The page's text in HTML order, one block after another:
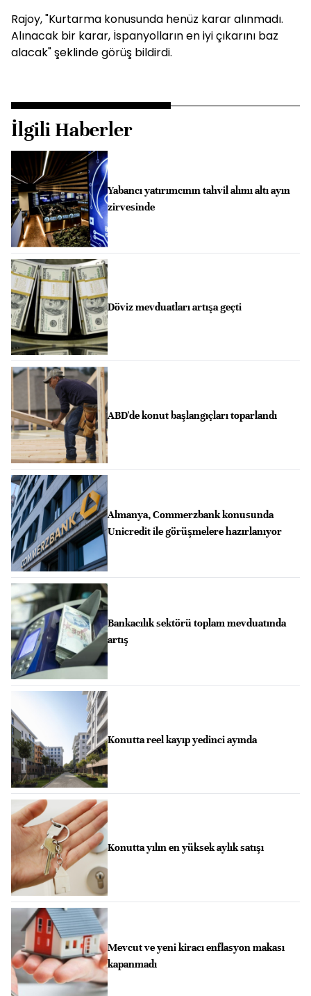
Rajoy, "Kurtarma konusunda henüz karar alınmadı.
Alınacak bir karar, İspanyolların en iyi çıkarını baz
alacak" şeklinde görüş bildirdi.
İlgili Haberler
Yabancı yatırımcının tahvil alımı altı ayın
zirvesinde
Döviz mevduatları artışa geçti
ABD'de konut başlangıçları toparlandı
Almanya, Commerzbank konusunda
Unicredit ile görüşmelere hazırlanıyor
Bankacılık sektörü toplam mevduatında
artış
Konutta reel kayıp yedinci ayında
Konutta yılın en yüksek aylık satışı
Mevcut ve yeni kiracı enflasyon makası
kapanmadı